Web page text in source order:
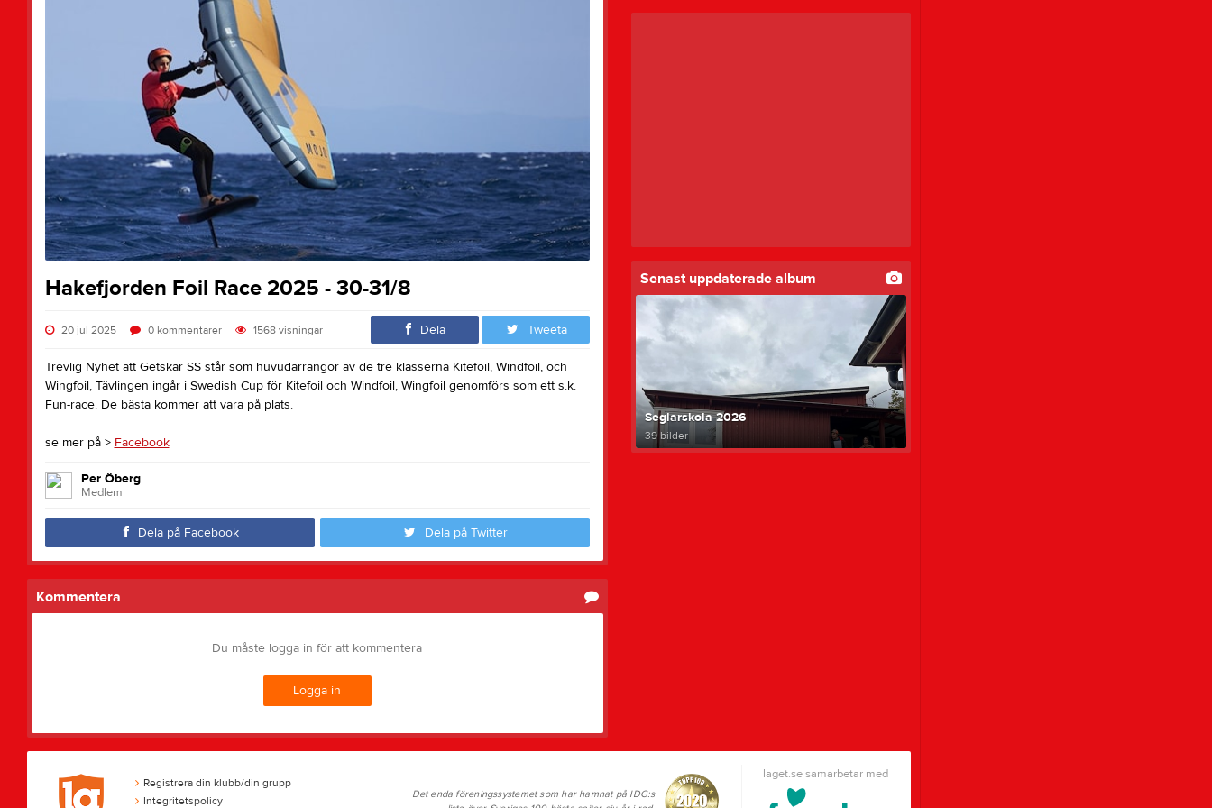
Hakefjorden Foil Race 2025 - 30-31/8
20 jul 2025 0 kommentarer 1568visningar Dela Tweeta
Trevlig Nyhet att Getskär SS står som huvudarrangör av de tre klasserna Kitefoil, Windfoil, och
Wingfoil, Tävlingen ingår i Swedish Cup för Kitefoil och Windfoil, Wingfoil genomförs som ett s.k.
Fun-race. De bästa kommer att vara på plats.
se mer på > Facebook
Per Öberg
Medlem
Dela på Facebook Dela på Twitter
Kommentera
Du måste logga in för att kommentera
Logga in
Senast uppdaterade album
Seglarskola 2026
39 bilder
Registrera din klubb/din grupp
Integritetspolicy
laget.se samarbetar med
Det enda föreningssystemet som har hamnat på IDG:s